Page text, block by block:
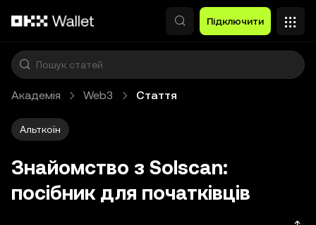
Підключити
Академія Web3 Стаття
Альткоїн
Знайомство з Solscan:
посібник для початківців